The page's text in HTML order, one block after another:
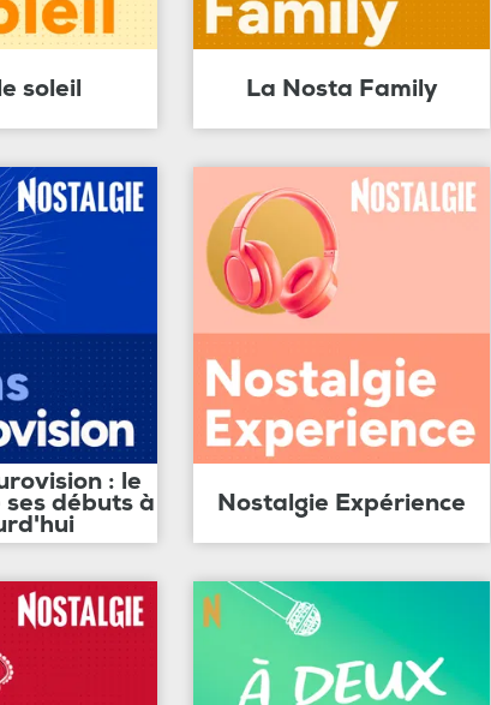
soleil La Nosta Family
: le
débuts à Nostalgie Expérience